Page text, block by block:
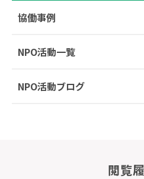
協働事例
NPO活動一覧
NPO活動ブログ
閲覧